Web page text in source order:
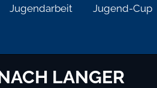
Jugendarbeit Jugend-Cup
LANGER